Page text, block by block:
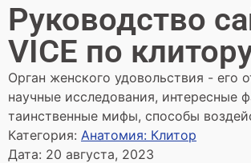
Руководство
VICE по
Орган женского удовольствия - его
научные исследования, интересные
таинственные мифы, способы
Категория: Анатомия: Клитор
Дата: 20 августа, 2023